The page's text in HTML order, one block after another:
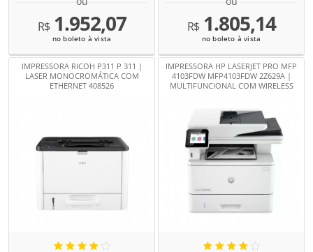
R$1.952,07
no boleto à vista
R$1.805,14
no boleto à vista
IMPRESSORA RICOH P311 P 311 |
LASER MONOCROMÁTICA COM
ETHERNET 408526
IMPRESSORA HP LASERJET PRO MFP
4103FDW MFP4103FDW 2Z629A |
MULTIFUNCIONAL COM WIRELESS